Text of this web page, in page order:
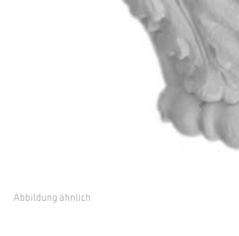
Abbildung ähnlich